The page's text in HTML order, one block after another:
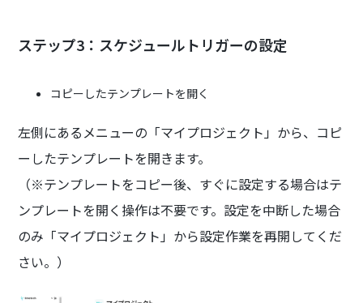
ステップ3：スケジュールトリガーの設定
コピーしたテンプレートを開く
左側にあるメニューの「マイプロジェクト」から、コピ
ーしたテンプレートを開きます。
（※テンプレートをコピー後、すぐに設定する場合はテ
ンプレートを開く操作は不要です。設定を中断した場合
のみ「マイプロジェクト」から設定作業を再開してくだ
さい。）